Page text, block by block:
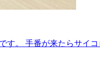
。 手番が来たらサイ